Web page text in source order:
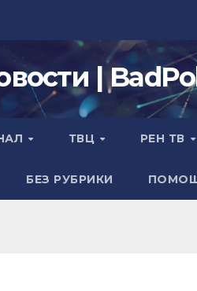
|
ТВЦ РЕН ТВ
БЕЗ РУБРИКИ